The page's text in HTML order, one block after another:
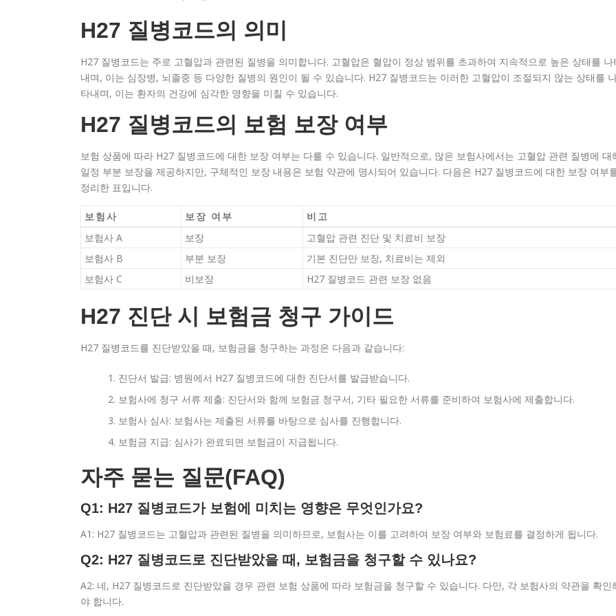
H27 질병코드의 의미
H27 질병코드는 주로 고혈압과 관련된 질병을 의미합니다. 고혈압은 혈압이 정상 범위를 초과하여 지속적으로 높은 상태를 나
내며, 이는 심장병, 뇌졸중 등 다양한 질병의 원인이 될 수 있습니다. H27 질병코드는 이러한 고혈압이 조절되지 않는 상태를
타내며, 이는 환자의 건강에 심각한 영향을 미칠 수 있습니다.
H27 질병코드의 보험 보장 여부
보험 상품에 따라 H27 질병코드에 대한 보장 여부는 다를 수 있습니다. 일반적으로, 많은 보험사에서는 고혈압 관련 질병에 대
일정 부분 보장을 제공하지만, 구체적인 보장 내용은 보험 약관에 명시되어 있습니다. 다음은 H27 질병코드에 대한 보장 여부
정리한 표입니다.
보험사 보장 여부
비고
보험사 A
보장
고혈압 관련 진단 및 치료비 보장
보험사 B
부분 보장
기본 진단만 보장, 치료비는 제외
보험사 C
비보장 H27 질병코드 관련 보장 없음
H27 진단 시 보험금 청구 가이드
H27 질병코드를 진단받았을 때, 보험금을 청구하는 과정은 다음과 같습니다:
진단서 발급: 병원에서 H27 질병코드에 대한 진단서를 발급받습니다.
보험사에 청구 서류 제출: 진단서와 함께 보험금 청구서, 기타 필요한 서류를 준비하여 보험사에 제출합니다.
보험사 심사: 보험사는 제출된 서류를 바탕으로 심사를 진행합니다.
보험금 지급: 심사가 완료되면 보험금이 지급됩니다.
자주 묻는 질문(FAQ)
Q1: H27 질병코드가 보험에 미치는 영향은 무엇인가요?
A1: H27 질병코드는 고혈압과 관련된 질병을 의미하므로, 보험사는 이를 고려하여 보장 여부와 보험료를 결정하게 됩니다.
Q2: H27 질병코드로 진단받았을 때, 보험금을 청구할 수 있나요?
A2: 네, H27 질병코드로 진단받았을 경우 관련 보험 상품에 따라 보험금을 청구할 수 있습니다. 다만, 각 보험사의 약관을 확인
야 합니다.